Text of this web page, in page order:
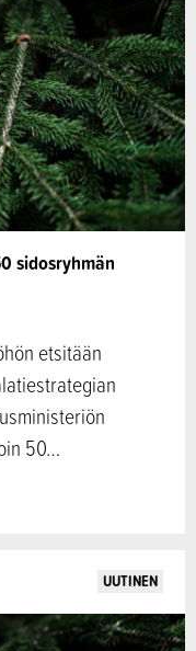
sidosryhmän
etsitään
50…
UUTINEN